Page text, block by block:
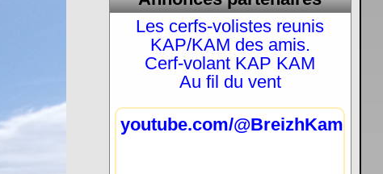
Les cerfs-volistes reunis
KAP/KAM des amis.
Cerf-volant KAP KAM
Au fil du vent
youtube.com/@BreizhKam